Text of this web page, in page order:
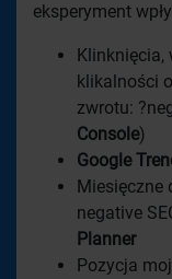
eksperyment
Klinknięcia,
klikalności
zwrotu:
Console)
Google
Miesięczne
negative
Planner
Pozycja